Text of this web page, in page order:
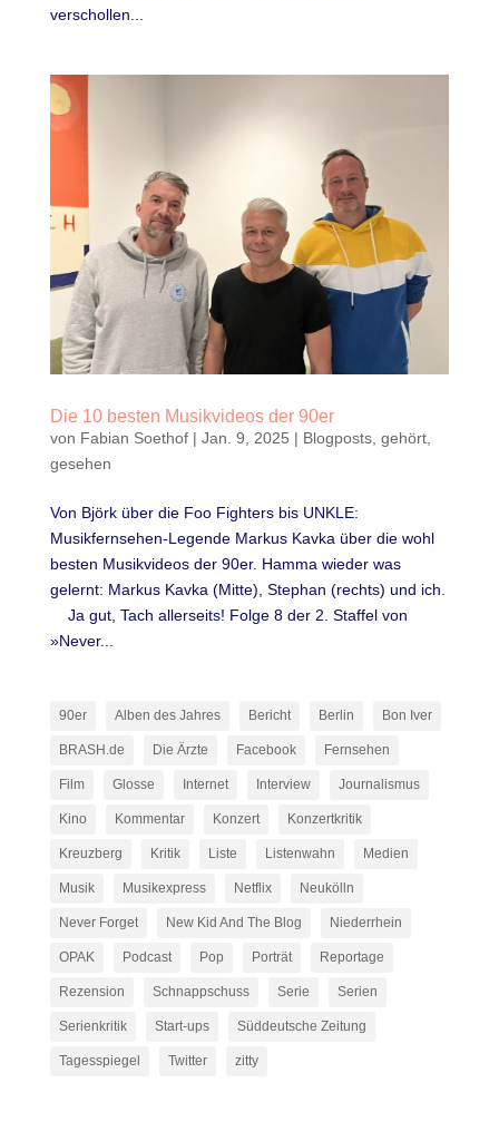
verschollen...
Die 10 besten Musikvideos der 90er
von Fabian Soethof| Jan. 9, 2025 | Blogposts, gehört,
gesehen
Von Björk über die Foo Fighters bis UNKLE:
Musikfernsehen-Legende Markus Kavka über die wohl
besten Musikvideos der 90er. Hamma wieder was
gelernt: Markus Kavka (Mitte), Stephan (rechts) und ich.
Ja gut, Tach allerseits! Folge 8 der 2. Staffel von
»Never...
90er Alben des Jahres Bericht Berlin Bon Iver
BRASH.de Die Ärzte Facebook Fernsehen
Film Glosse Internet Interview Journalismus
Kino Kommentar Konzert Konzertkritik
Kreuzberg Kritik Liste Listenwahn Medien
Musik Musikexpress Netflix Neukölln
Never Forget New Kid And The Blog Niederrhein
OPAK Podcast Pop Porträt Reportage
Rezension Schnappschuss Serie Serien
Serienkritik Start-ups Süddeutsche Zeitung
Tagesspiegel Twitter zitty